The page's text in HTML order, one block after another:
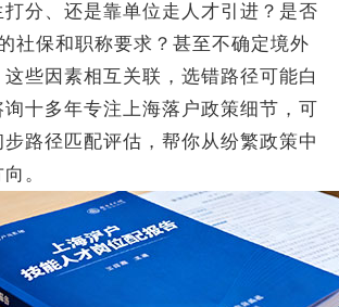
分、还是靠单位走人才引进？是否
社保和职称要求？甚至不确定境外
些因素相互关联，选错路径可能白
十多年专注上海落户政策细节，可
路径匹配评估，帮你从纷繁政策中
。